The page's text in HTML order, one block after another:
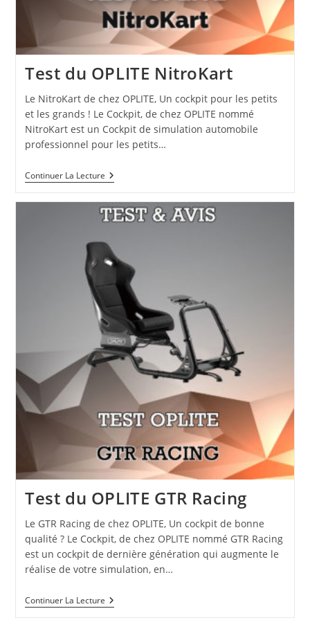
Test du OPLITE NitroKart
Le NitroKart de chez OPLITE, Un cockpit pour les petits
et les grands ! Le Cockpit, de chez OPLITE nommé
NitroKart est un Cockpit de simulation automobile
professionnel pour les petits…
Continuer La Lecture
Test du OPLITE GTR Racing
Le GTR Racing de chez OPLITE, Un cockpit de bonne
qualité ? Le Cockpit, de chez OPLITE nommé GTR Racing
est un cockpit de dernière génération qui augmente le
réalise de votre simulation, en…
Continuer La Lecture